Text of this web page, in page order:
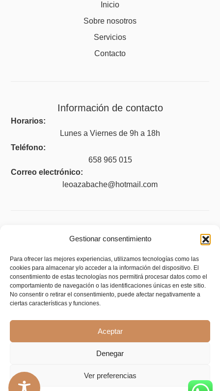
Gestionar consentimiento
Para ofrecer las mejores experiencias, utilizamos tecnologías como las
cookies para almacenar y/o acceder a la información del dispositivo. El
consentimiento de estas tecnologías nos permitirá procesar datos como el
comportamiento de navegación o las identificaciones únicas en este sitio.
No consentir o retirar el consentimiento, puede afectar negativamente a
ciertas características y funciones.
Aceptar
Denegar
Ver preferencias
Inicio
Sobre nosotros
Servicios
Contacto
Información de contacto
Horarios:
Lunes a Viernes de 9h a 18h
Teléfono:
658 965 015
Correo electrónico:
leoazabache@hotmail.com
Política de privacidad
Política de cookies (UE)
Política de envíos y devoluciones